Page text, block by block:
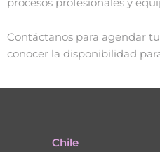
procesos profesionales y
Contáctanos para agendar
conocer la disponibilidad
Chile